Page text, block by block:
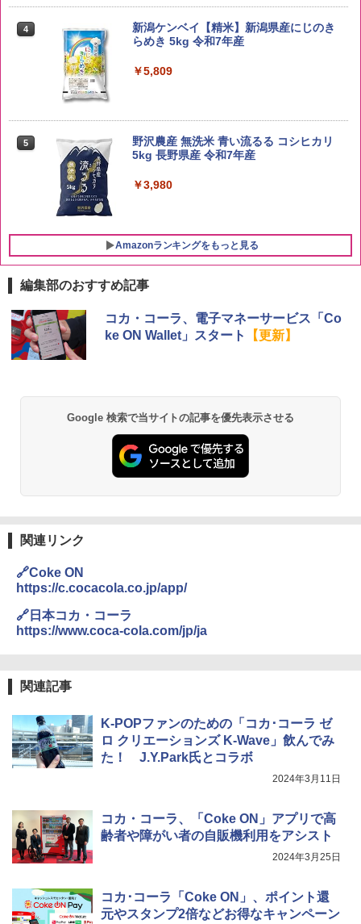
4
新潟ケンベイ【精米】新潟県産にじのき
らめき 5kg 令和7年産
￥5,809
5
野沢農産 無洗米 青い流るる コシヒカリ
5kg 長野県産 令和7年産
￥3,980
Amazonランキングをもっと見る
1
ブラックニッカ ニッカ Nikka ウィスキ
ー4000ml ブラックニッカクリア ウヰス
キー 【日本 アサヒ ウィスキー】 大容量
角瓶 2700ml サントリー ウイスキー ハ
イボール 大容量
￥4,274
【数量限定】竹鶴ピュアモルト700ml ア
フト プレゼント 贈り物に】
￥6,930
1
チキンラーメン どんぶり 85g×12個 日清
食品 インスタント カップ麺
国分 tabete だし麺 千葉県産はまぐりだ
し 塩らーめん 108g×10袋 保存食 備蓄
￥2,323
3
パニー
4
￥2,885
らに塩分控えめ 78g×12個
1
[山善] スチームオーブンレンジ 25L 一人
暮らし 二人暮らし フラットテーブル ス
チーム調理 自動メニュー19種搭載 角皿
シャープ 過熱水蒸気 オーブンレンジ 23
L 1段調理 ブラック RE-WF232-B シンプ
ル操作 コンパクト 一人暮らし 二人暮ら
人暮らし フラットテーブル グレー YRZ-
4
TOSHIBA(東芝) スチームオーブンレン
ジ 石窯ドーム ER-D80A(K) ブラック 25
0℃ 1段調理 フラットテーブル 電子レン
ジ 赤外線センサー ノンフライ調理 簡単
らし ファミリー
￥34,266
5
シャープ ウォーターオーブン ヘルシオ
AX-XJ1-B ブラック 30L 2段調理 コンベ
編集部のおすすめ記事
コカ・コーラ、電子マネーサービス「Co
ke ON Wallet」スタート
【更新】
Google 検索で当サイトの記事を優先表示させる
関連リンク
🔗Coke ON
https://c.cocacola.co.jp/app/
🔗日本コカ・コーラ
https://www.coca-cola.com/jp/ja
関連記事
K-POPファンのための「コカ･コーラ ゼ
ロ クリエーションズ K-Wave」飲んでみ
た！ J.Y.Park氏とコラボ
2024年3月11日
コカ・コーラ、「Coke ON」アプリで高
齢者や障がい者の自販機利用をアシスト
2024年3月25日
コカ･コーラ「Coke ON」、ポイント還
元やスタンプ2倍などお得なキャンペーン